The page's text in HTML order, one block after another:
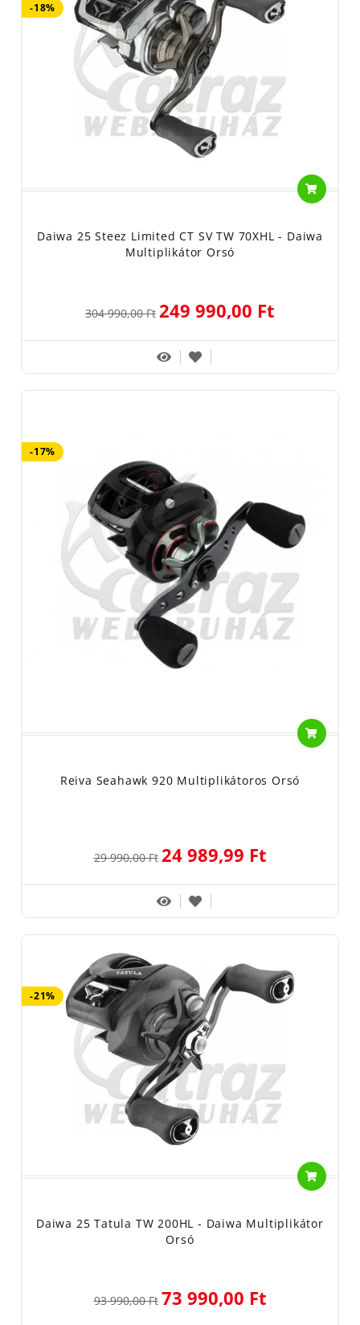
-18%
Daiwa 25 Steez Limited CT SV TW 70XHL - Daiwa
Multiplikátor Orsó
304 990,00 Ft 249 990,00 Ft
-17%
Reiva Seahawk 920 Multiplikátoros Orsó
29 990,00 Ft 24 989,99 Ft
-21%
Daiwa 25 Tatula TW 200HL - Daiwa Multiplikátor
Orsó
93 990,00 Ft 73 990,00 Ft